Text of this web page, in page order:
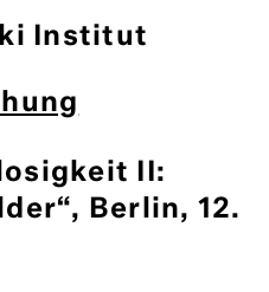
Institut
II:
Berlin, 12.